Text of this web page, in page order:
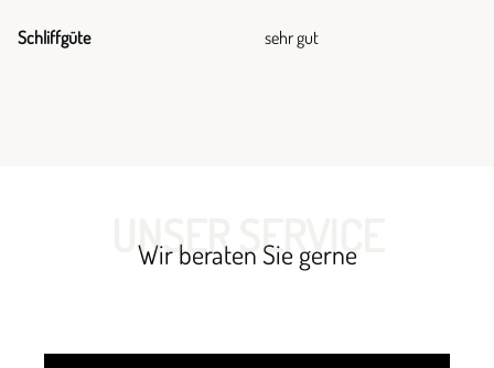
Schliffgüte sehr gut
UNSER SERVICE
Wir beraten Sie gerne